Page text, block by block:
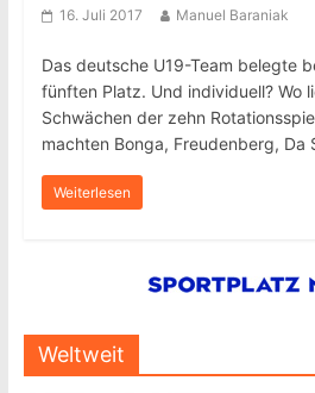
16. Juli 2017 Manuel Baraniak
Das deutsche U19-Team belegte
fünften Platz. Und individuell? Wo
Schwächen der zehn
machten Bonga, Freudenberg, Da
Weiterlesen
Weltweit